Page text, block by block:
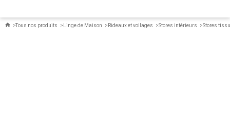
Tous nos produits Linge de Maison Rideaux et voilages Stores intérieurs Stores tissu